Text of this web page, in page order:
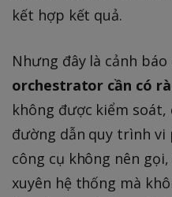
kết hợp kết quả.
Nhưng đây là cảnh
orchestrator cần có
không được kiểm soát,
đường dẫn quy trình vi
công cụ không nên
xuyên hệ thống mà